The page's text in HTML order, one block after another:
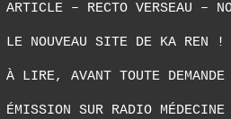
ARTICLE – RECTO VERSEAU –
LE NOUVEAU SITE DE KA REN !
À LIRE, AVANT TOUTE DEMANDE
ÉMISSION SUR RADIO MÉDECINE